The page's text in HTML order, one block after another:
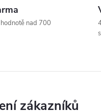
nad 700
zákazníků